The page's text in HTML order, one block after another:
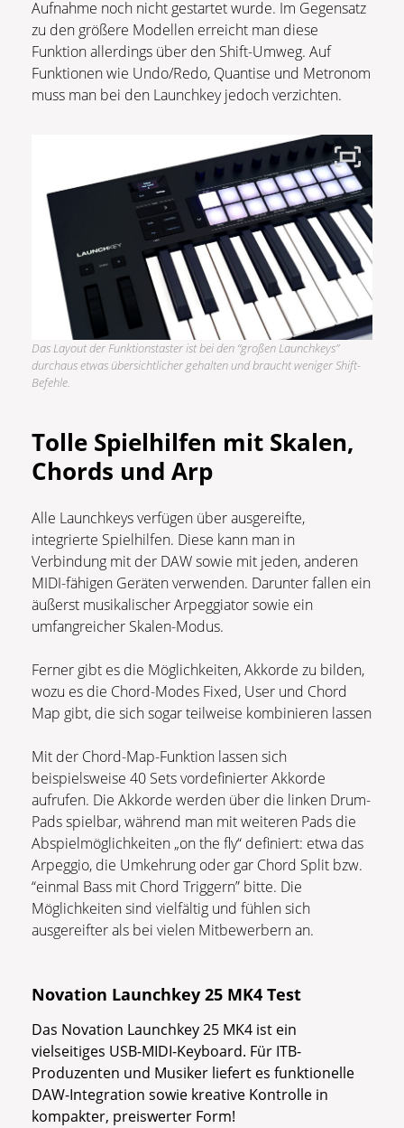
Aufnahme noch nicht gestartet wurde. Im Gegensatz
zu den größere Modellen erreicht man diese
Funktion allerdings über den Shift-Umweg. Auf
Funktionen wie Undo/Redo, Quantise und Metronom
muss man bei den Launchkey jedoch verzichten.
Das Layout der Funktionstaster ist bei den “großen Launchkeys”
durchaus etwas übersichtlicher gehalten und braucht weniger Shift-
Befehle.
Tolle Spielhilfen mit Skalen,
Chords und Arp
Alle Launchkeys verfügen über ausgereifte,
integrierte Spielhilfen. Diese kann man in
Verbindung mit der DAW sowie mit jeden, anderen
MIDI-fähigen Geräten verwenden. Darunter fallen ein
äußerst musikalischer Arpeggiator sowie ein
umfangreicher Skalen-Modus.
Ferner gibt es die Möglichkeiten, Akkorde zu bilden,
wozu es die Chord-Modes Fixed, User und Chord
Map gibt, die sich sogar teilweise kombinieren lassen
Mit der Chord-Map-Funktion lassen sich
beispielsweise 40 Sets vordefinierter Akkorde
aufrufen. Die Akkorde werden über die linken Drum-
Pads spielbar, während man mit weiteren Pads die
Abspielmöglichkeiten „on the fly“ definiert: etwa das
Arpeggio, die Umkehrung oder gar Chord Split bzw.
“einmal Bass mit Chord Triggern” bitte. Die
Möglichkeiten sind vielfältig und fühlen sich
ausgereifter als bei vielen Mitbewerbern an.
Novation Launchkey 25 MK4 Test
Das Novation Launchkey 25 MK4 ist ein
vielseitiges USB-MIDI-Keyboard. Für ITB-
Produzenten und Musiker liefert es funktionelle
DAW-Integration sowie kreative Kontrolle in
kompakter, preiswerter Form!